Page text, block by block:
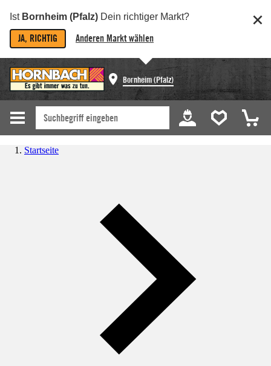
Ist Bornheim (Pfalz) Dein richtiger Markt?
JA, RICHTIG Anderen Markt wählen
Bornheim (Pfalz)
Startseite